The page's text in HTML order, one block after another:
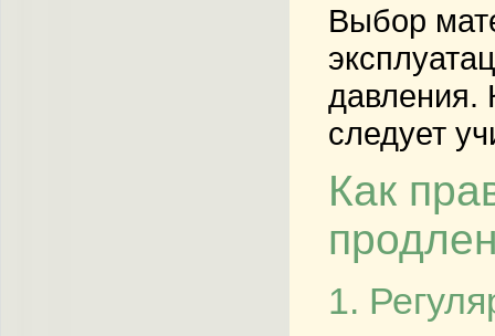
Выбор
давления.
следует
Как
1.